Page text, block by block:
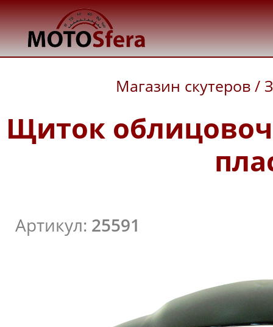
Магазин скутеров /
Щиток
Артикул: 25591